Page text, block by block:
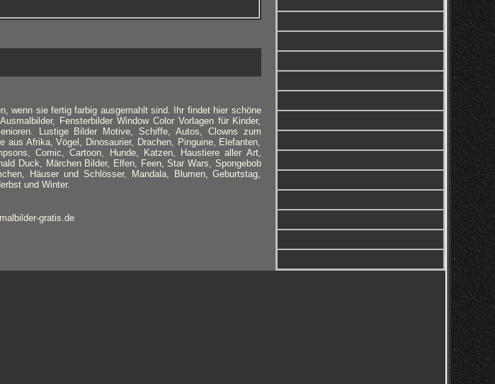
wenn sie fertig farbig ausgemahlt sind. Ihr findet hier schöne
Fensterbilder Window Color Vorlagen für Kinder,
Lustige Bilder Motive, Schiffe, Autos, Clowns zum
aus Afrika, Vögel, Dinosaurier, Drachen, Pinguine, Elefanten,
Comic, Cartoon, Hunde, Katzen, Haustiere aller Art,
Duck, Märchen Bilder, Elfen, Feen, Star Wars, Spongebob
Häuser und Schlösser, Mandala, Blumen, Geburtstag,
und Winter.
gratis.de